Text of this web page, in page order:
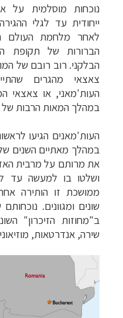
נוכחות מוסלמית על
ייחודית עד לגלי
לאחר מלחמת העולם
הברורות של תקופת
הבלקני. רוב רובם של
צאצאי מהגרים
העות'מאני, או צאצאי
במהלך המאות הרבות של
במהלך מאתיים השנים
את מרותם על מרבית
ממושכת זו הותירה
שונים ומגוונים.
ב"מחוזות הזיכרון"
שירה, אנדרטאות,